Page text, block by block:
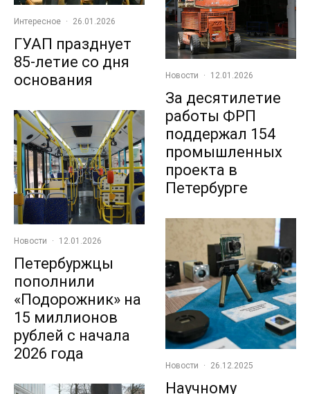
Интересное · 26.01.2026
ГУАП празднует
85-летие со дня
основания
Новости · 12.01.2026
Петербуржцы
пополнили
«Подорожник» на
15 миллионов
рублей с начала
2026 года
Новости · 12.01.2026
За десятилетие
работы ФРП
поддержал 154
промышленных
проекта в
Петербурге
Новости · 26.12.2025
Научному